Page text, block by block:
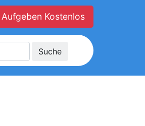
Kostenlos
Suche